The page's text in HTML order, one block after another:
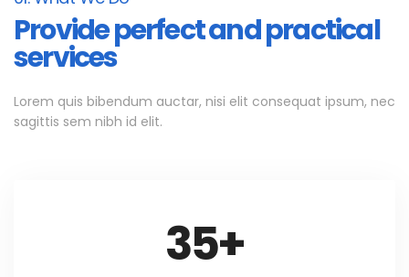
Provide perfect and practical
services
Lorem quis bibendum auctar, nisi elit consequat ipsum, nec
sagittis sem nibh id elit.
35+